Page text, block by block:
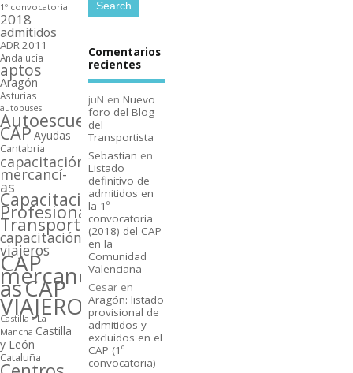
1º convocatoria
2018
admitidos
ADR 2011
Andalucí­a
aptos
Aragón
Asturias
autobuses
Autoescuelas
CAPAyudas
Cantabria
capacitación
mercancí­
as
Capacitación
Profesional
Transporte
capacitación
viajeros
CAP
mercancí­
asCAP
VIAJEROS
Castilla - La
Mancha Castilla
y León
Cataluña
Comentarios
recientes
juN en Nuevo
foro del Blog
del
Transportista
Sebastian en
Listado
definitivo de
admitidos en
la 1º
convocatoria
(2018) del CAP
en la
Comunidad
Valenciana
Cesaren
Aragón: listado
provisional de
admitidos y
excluidos en el
CAP (1º
convocatoria)